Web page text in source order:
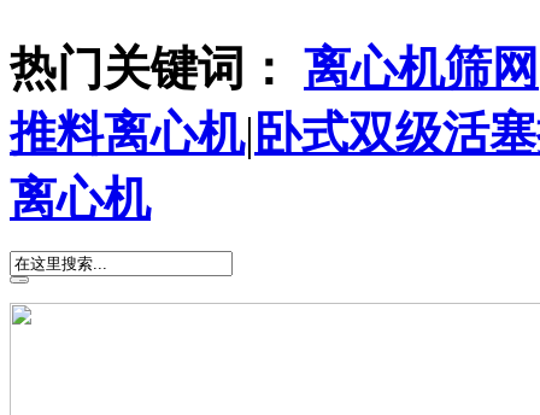
热门关键词： 离心机筛网
推料离心机| 卧式双级活
离心机